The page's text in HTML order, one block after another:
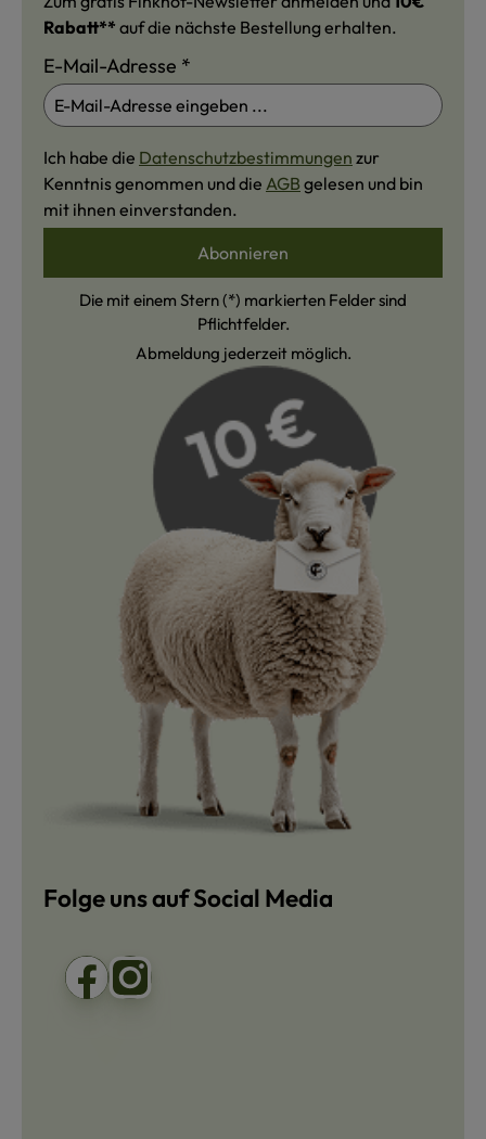
Rabatt** auf die nächste Bestellung erhalten.
E-Mail-Adresse *
Ich habe die Datenschutzbestimmungen zur
Kenntnis genommen und die AGB gelesen und bin
mit ihnen einverstanden.
Abonnieren
Die mit einem Stern (*) markierten Felder sind
Pflichtfelder.
Abmeldung jederzeit möglich.
Folge uns auf Social Media